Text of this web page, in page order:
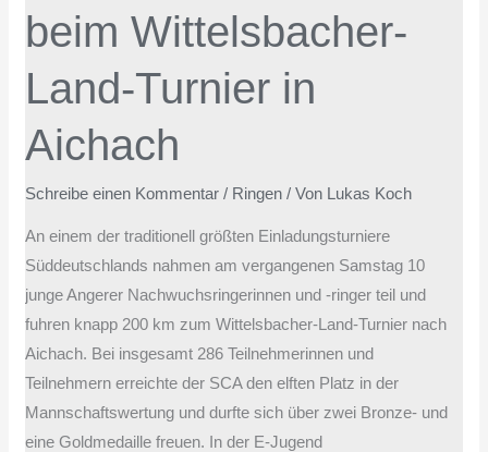
beim Wittelsbacher-
Land-Turnier in
Aichach
Schreibe einen Kommentar / Ringen / Von Lukas Koch
An einem der traditionell größten Einladungsturniere
Süddeutschlands nahmen am vergangenen Samstag 10
junge Angerer Nachwuchsringerinnen und -ringer teil und
fuhren knapp 200 km zum Wittelsbacher-Land-Turnier nach
Aichach. Bei insgesamt 286 Teilnehmerinnen und
Teilnehmern erreichte der SCA den elften Platz in der
Mannschaftswertung und durfte sich über zwei Bronze- und
eine Goldmedaille freuen. In der E-Jugend
Aichach